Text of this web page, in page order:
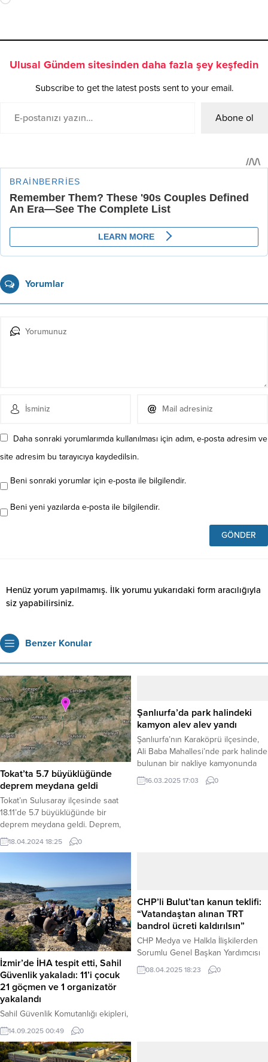
Ulusal Gündem sitesinden daha fazla şey keşfedin
Subscribe to get the latest posts sent to your email.
Abone ol
Yorumlar
Daha sonraki yorumlarımda kullanılması için adım, e-posta adresim ve
site adresim bu tarayıcıya kaydedilsin.
Beni sonraki yorumlar için e-posta ile bilgilendir.
Beni yeni yazılarda e-posta ile bilgilendir.
Henüz yorum yapılmamış. İlk yorumu yukarıdaki form aracılığıyla
siz yapabilirsiniz.
Benzer Konular
Tokat’ta 5.7 büyüklüğünde
deprem meydana geldi
Tokat’ın Sulusaray ilçesinde saat
18.11’de 5.7 büyüklüğünde bir
deprem meydana geldi. Deprem,
Richter ölçeğine göre 5.7 olarak
kaydedildi. Depremin derinliği ise
Tokat merkez, Erbaa, Niksar, Turhal,
Pazar, Reşadiye ilçeleri ve çevre
illerde de hissedildi. Depremde ilk
belirlemelere göre can kaybı veya
yaralanma...
18.04.2024 18:25 0
Şanlıurfa’da park halindeki
kamyon alev alev yandı
Şanlıurfa’nın Karaköprü ilçesinde,
Ali Baba Mahallesi’nde park halinde
bulunan bir nakliye kamyonunda
henüz belirlenemeyen bir nedenle
yangın çıktı. Alevler kısa sürede
16.03.2025 17:03 0
İzmir’de İHA tespit etti, Sahil
Güvenlik yakaladı: 11’i çocuk
21 göçmen ve 1 organizatör
yakalandı
Sahil Güvenlik Komutanlığı ekipleri,
İzmir’in Seferihisar ilçesinde
düzenledikleri başarılı bir
operasyonla yasa dışı yollarla yurt
14.09.2025 00:49 0
CHP’li Bulut’tan kanun teklifi:
“Vatandaştan alınan TRT
bandrol ücreti kaldırılsın”
CHP Medya ve Halkla İlişkilerden
Sorumlu Genel Başkan Yardımcısı
Burhanettin Bulut, vatandaşların
satın aldığı cep telefonu, bilgisayar,
08.04.2025 18:23 0